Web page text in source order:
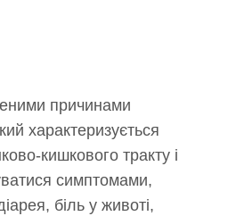
причинами
характеризується
кишкового тракту і
симптомами,
біль у животі,